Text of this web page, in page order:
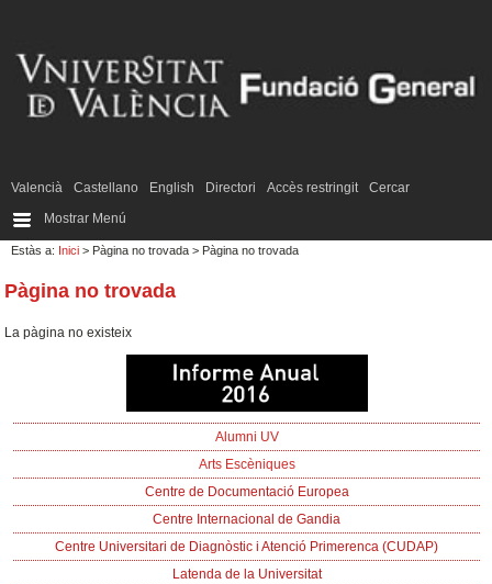
Valencià Castellano English Directori Accès restringit
Cercar
Mostrar Menú
Estàs a: Inici > Pàgina no trovada > Pàgina no trovada
Pàgina no trovada
La pàgina no existeix
Alumni UV
Arts Escèniques
Centre de Documentació Europea
Centre Internacional de Gandia
Centre Universitari de Diagnòstic i Atenció Primerenca (CUDAP)
Latenda de la Universitat